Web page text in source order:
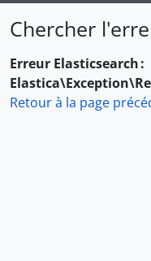
Chercher
Erreur Elasticsearch :
Retour à la page